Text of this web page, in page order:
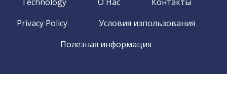
Privacy Policy
Условия изпользования
Полезная информация